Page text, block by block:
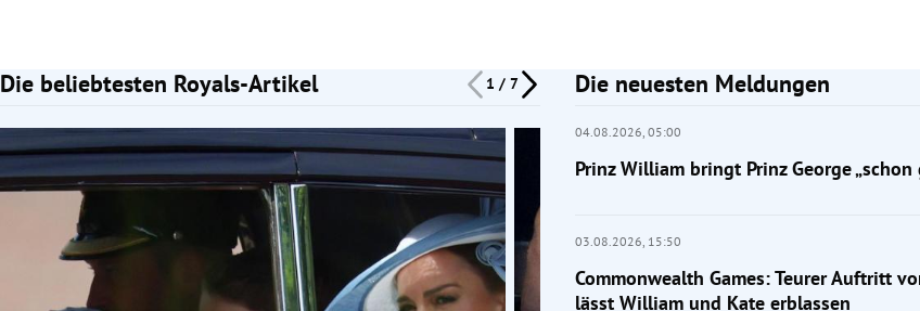
Die beliebtesten Royals-Artikel 1 / 7
Slide 1 von 7 Die neuesten Meldungen
04.08.2026, 05:00
Prinz William bringt Prinz George
03.08.2026, 15:50
Commonwealth Games: Teurer Auftritt
lässt William und Kate erblassen